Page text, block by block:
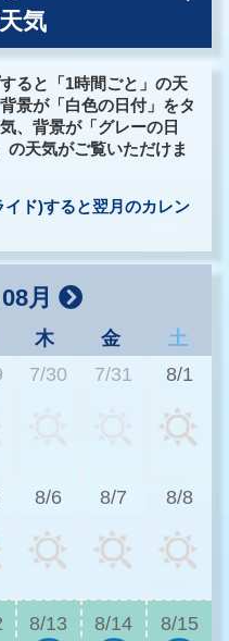
気
ると「1時間ごと」の天
景が「白色の日付」をタ
、背景が「グレーの日
の天気がご覧いただけま
ド)すると翌月のカレン
月
木 金
土
7/30 7/31 8/1
8/6 8/7 8/8
8/13 8/14 8/15